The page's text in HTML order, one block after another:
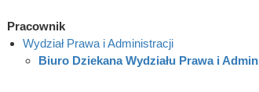
Pracownik
Wydział Prawa i Administracji
Biuro Dziekana Wydziału Prawa i